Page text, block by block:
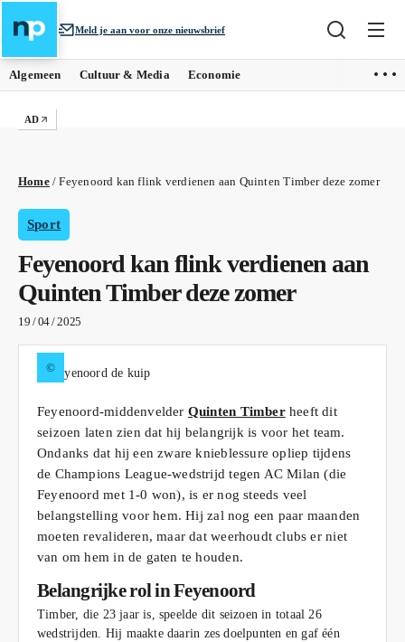
Meld je aan voor onze nieuwsbrief
Algemeen Cultuur & Media Economie
AD
Home/Feyenoord kan flink verdienen aan Quinten Timber deze zomer
Sport
Feyenoord kan flink verdienen aan
Quinten Timber deze zomer
19 / 04 / 2025
©
Feyenoord-middenvelder Quinten Timberheeft dit
seizoen laten zien dat hij belangrijk is voor het team.
Ondanks dat hij een zware knieblessure opliep tijdens
de Champions League-wedstrijd tegen AC Milan (die
Feyenoord met 1-0 won), is er nog steeds veel
belangstelling voor hem. Hij zal nog een paar maanden
moeten revalideren, maar dat weerhoudt clubs er niet
van om hem in de gaten te houden.
Belangrijke rol in Feyenoord
Timber, die 23 jaar is, speelde dit seizoen in totaal 26
wedstrijden. Hij maakte daarin zes doelpunten en gaf één